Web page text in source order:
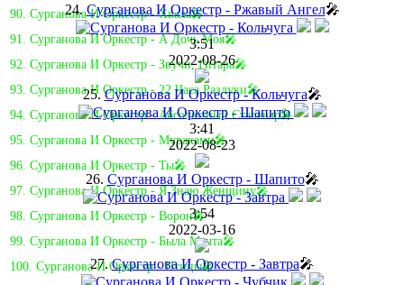
90. Сурганова И Оркестр - Хвала🎤
91. Сурганова И Оркестр - А Дочь Моя🎤
92. Сурганова И Оркестр - Звучи, Гитара🎤
93. Сурганова И Оркестр - 22 Часа Разлуки🎤
94. Сурганова И Оркестр - Абсолютный Сталевар🎤
95. Сурганова И Оркестр - Мураками🎤
96. Сурганова И Оркестр - Ты🎤
97. Сурганова И Оркестр - Я Знаю Женщину🎤
98. Сурганова И Оркестр - Ворон🎤
99. Сурганова И Оркестр - Была Мечта🎤
100. Сурганова И Оркестр - Птицы🎤
24.Сурганова И Оркестр - Ржавый Ангел🎤
3:51
2022-08-26
25.Сурганова И Оркестр - Кольчуга🎤
3:41
2022-08-23
26. Сурганова И Оркестр - Шапито🎤
3:54
2022-03-16
27.Сурганова И Оркестр - Завтра🎤